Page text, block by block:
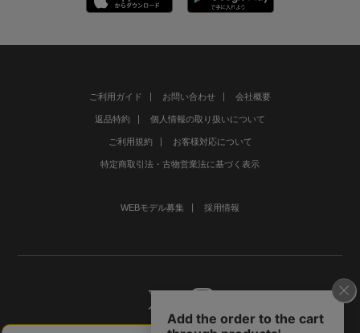
ご利用ガイド お問い合わせ 会社概要
返品特約 個人情報の取り扱いについて
ご利用規約 お客様対応について
特定商取引法・古物営業法に基づく表示
WEBモデル募集 採用情報